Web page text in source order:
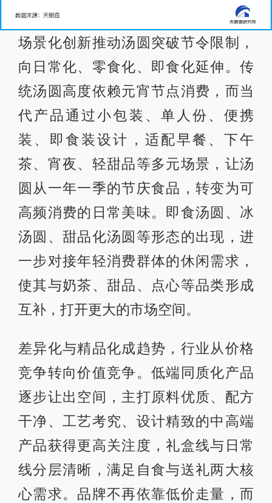
场景化创新推动汤圆突破节令限制，
向日常化、零食化、即食化延伸。传
统汤圆高度依赖元宵节点消费，而当
代产品通过小包装、单人份、便携
装、即食装设计，适配早餐、下午
茶、宵夜、轻甜品等多元场景，让汤
圆从一年一季的节庆食品，转变为可
高频消费的日常美味。即食汤圆、冰
汤圆、甜品化汤圆等形态的出现，进
一步对接年轻消费群体的休闲需求，
使其与奶茶、甜品、点心等品类形成
互补，打开更大的市场空间。
差异化与精品化成趋势，行业从价格
竞争转向价值竞争。低端同质化产品
逐步让出空间，主打原料优质、配方
干净、工艺考究、设计精致的中高端
产品获得更高关注度，礼盒线与日常
线分层清晰，满足自食与送礼两大核
心需求。品牌不再依靠低价走量，而